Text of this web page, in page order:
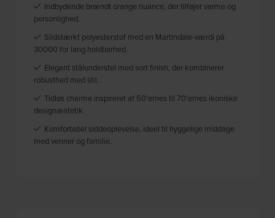
Indbydende brændt orange nuance, der tilføjer varme og
personlighed.
Slidstærkt polyesterstof med en Martindale-værdi på
30000 for lang holdbarhed.
Elegant stålunderstel med sort finish, der kombinerer
robusthed med stil.
Tidløs charme inspireret af 50'ernes til 70'ernes ikoniske
designæstetik.
Komfortabel siddeoplevelse, ideel til hyggelige middage
med venner og familie.